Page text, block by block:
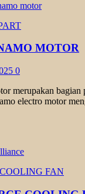
MOTOR
0
merupakan bagian
electro motor
FAN